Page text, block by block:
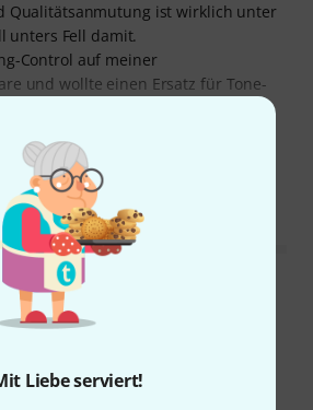
Liebe serviert!
Qualitätsanmutung ist wirklich unter
unters Fell damit.
Control auf meiner
und wollte einen Ersatz für Tone-
eignet sich der Ring
BEWERTUNG MELDEN
Marschmusik
STMK 03.09.2018